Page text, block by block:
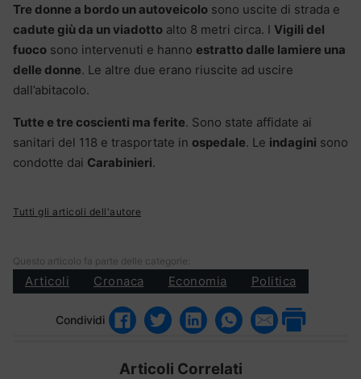
Tre donne a bordo un autoveicolo sono uscite di strada e
cadute giù da un viadotto alto 8 metri circa. I Vigili del
fuoco sono intervenuti e hanno estratto dalle lamiere una
delle donne. Le altre due erano riuscite ad uscire
dall’abitacolo.
Tutte e tre coscienti ma ferite. Sono state affidate ai
sanitari del 118 e trasportate in ospedale. Le indagini sono
condotte dai Carabinieri.
Tutti gli articoli dell'autore
Questo articolo fa parte delle categorie:
Articoli Cronaca Economia Politica
Condividi
Articoli Correlati